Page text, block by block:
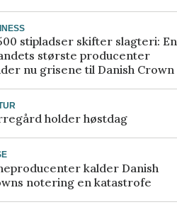
stipladser skifter slagteri: En
største producenter
nu grisene til Danish Crown
holder høstdag
kalder Danish
notering en katastrofe